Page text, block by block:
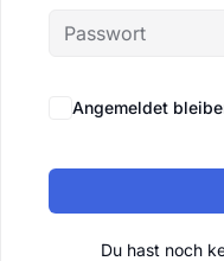
Angemeldet
Du hast noch